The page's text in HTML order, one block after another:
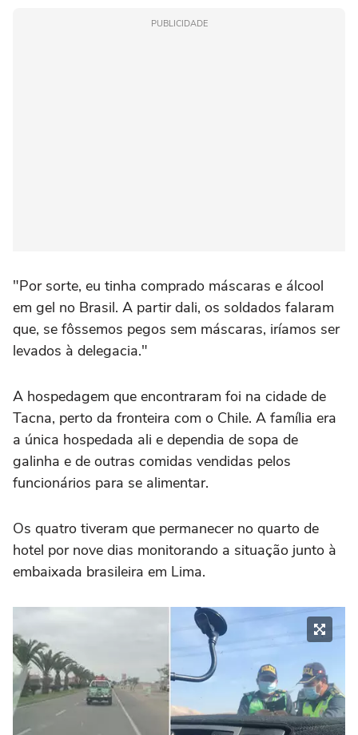
PUBLICIDADE
"Por sorte, eu tinha comprado máscaras e álcool
em gel no Brasil. A partir dali, os soldados falaram
que, se fôssemos pegos sem máscaras, iríamos ser
levados à delegacia."
A hospedagem que encontraram foi na cidade de
Tacna, perto da fronteira com o Chile. A família era
a única hospedada ali e dependia de sopa de
galinha e de outras comidas vendidas pelos
funcionários para se alimentar.
Os quatro tiveram que permanecer no quarto de
hotel por nove dias monitorando a situação junto à
embaixada brasileira em Lima.